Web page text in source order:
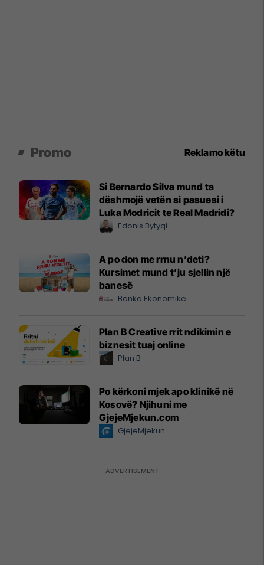
Promo Reklamo këtu
Si Bernardo Silva mund ta
dëshmojë vetën si pasuesi i
Luka Modricit te Real Madridi?
Edonis Bytyqi
A po don me rrnu n’deti?
Kursimet mund t’ju sjellin një
banesë
Banka Ekonomike
Plan B Creative rrit ndikimin e
biznesit tuaj online
Plan B
Po kërkoni mjek apo klinikë në
Kosovë? Njihuni me
GjejeMjekun.com
GjejeMjekun